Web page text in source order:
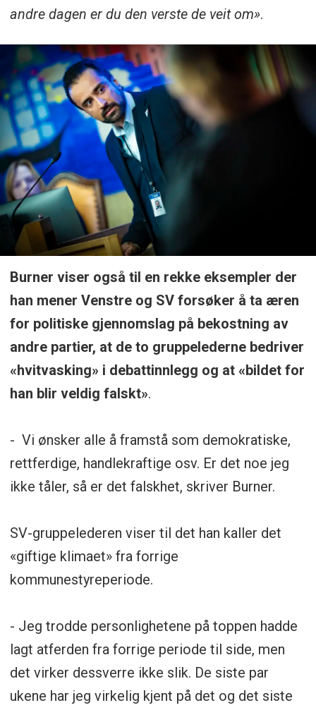
andre dagen er du den verste de veit om».
Burner viser også til en rekke eksempler der
han mener Venstre og SV forsøker å ta æren
for politiske gjennomslag på bekostning av
andre partier, at de to gruppelederne bedriver
«hvitvasking» i debattinnlegg og at «bildet for
han blir veldig falskt».
- Vi ønsker alle å framstå som demokratiske,
rettferdige, handlekraftige osv. Er det noe jeg
ikke tåler, så er det falskhet, skriver Burner.
SV-gruppelederen viser til det han kaller det
«giftige klimaet» fra forrige
kommunestyreperiode.
- Jeg trodde personlighetene på toppen hadde
lagt atferden fra forrige periode til side, men
det virker dessverre ikke slik. De siste par
ukene har jeg virkelig kjent på det og det siste